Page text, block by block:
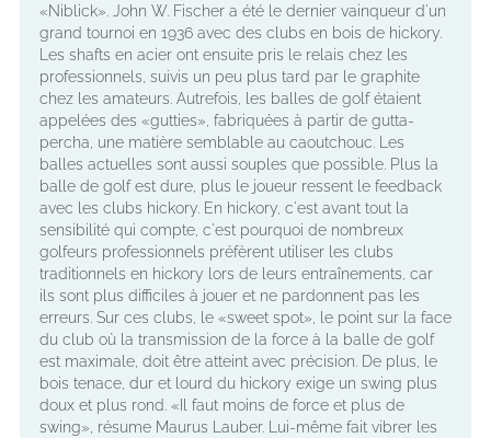
«Niblick». John W. Fischer a été le dernier vainqueur d'un
grand tournoi en 1936 avec des clubs en bois de hickory.
Les shafts en acier ont ensuite pris le relais chez les
professionnels, suivis un peu plus tard par le graphite
chez les amateurs. Autrefois, les balles de golf étaient
appelées des «gutties», fabriquées à partir de gutta-
percha, une matière semblable au caoutchouc. Les
balles actuelles sont aussi souples que possible. Plus la
balle de golf est dure, plus le joueur ressent le feedback
avec les clubs hickory. En hickory, c'est avant tout la
sensibilité qui compte, c'est pourquoi de nombreux
golfeurs professionnels préfèrent utiliser les clubs
traditionnels en hickory lors de leurs entraînements, car
ils sont plus difficiles à jouer et ne pardonnent pas les
erreurs. Sur ces clubs, le «sweet spot», le point sur la face
du club où la transmission de la force à la balle de golf
est maximale, doit être atteint avec précision. De plus, le
bois tenace, dur et lourd du hickory exige un swing plus
doux et plus rond. «Il faut moins de force et plus de
swing», résume Maurus Lauber. Lui-même fait vibrer les